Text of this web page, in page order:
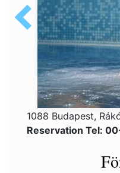
1088 Budapest,
Reservation Tel: